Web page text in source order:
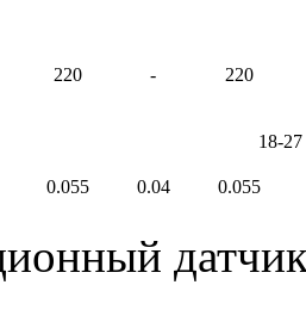
220 - 220
18-27
0.055 0.04 0.055